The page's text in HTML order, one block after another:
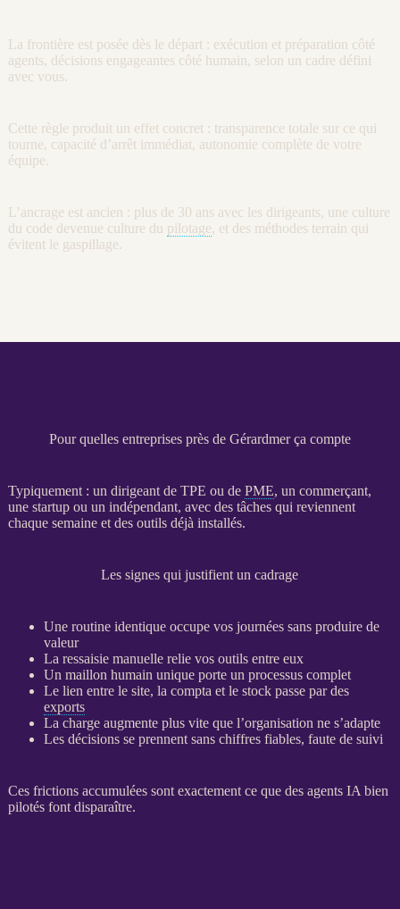
La frontière est posée dès le départ : exécution et préparation côté
agents, décisions engageantes côté humain, selon un cadre défini
avec vous.
Cette règle produit un effet concret : transparence totale sur ce qui
tourne, capacité d’arrêt immédiat, autonomie complète de votre
équipe.
L’ancrage est ancien : plus de 30 ans avec les dirigeants, une culture
du code devenue culture du pilotage, et des méthodes terrain qui
évitent le gaspillage.
Pour quelles entreprises près de Gérardmer ça compte
Typiquement : un dirigeant de TPE ou de PME, un commerçant,
une startup ou un indépendant, avec des tâches qui reviennent
chaque semaine et des outils déjà installés.
Les signes qui justifient un cadrage
Une routine identique occupe vos journées sans produire de
valeur
La ressaisie manuelle relie vos outils entre eux
Un maillon humain unique porte un processuscomplet
Le lien entre le site, la compta et le stock passe par des
exports
La charge augmente plus vite que l’organisation ne s’adapte
Les décisions se prennent sans chiffres fiables, faute de suivi
Ces frictions accumulées sont exactement ce que des agents IA bien
pilotés font disparaître.